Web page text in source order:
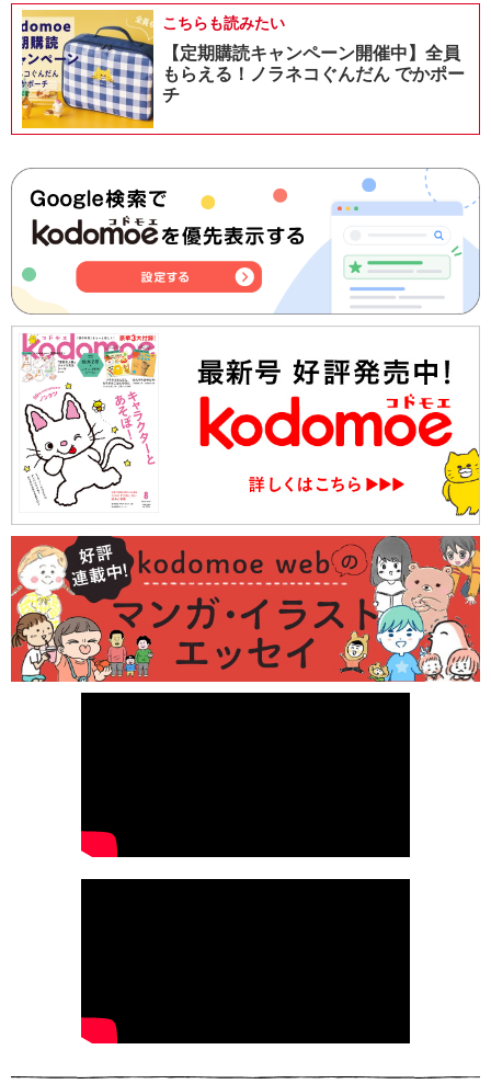
こちらも読みたい
【定期購読キャンペーン開催中】全員
もらえる！ノラネコぐんだん でかポー
チ